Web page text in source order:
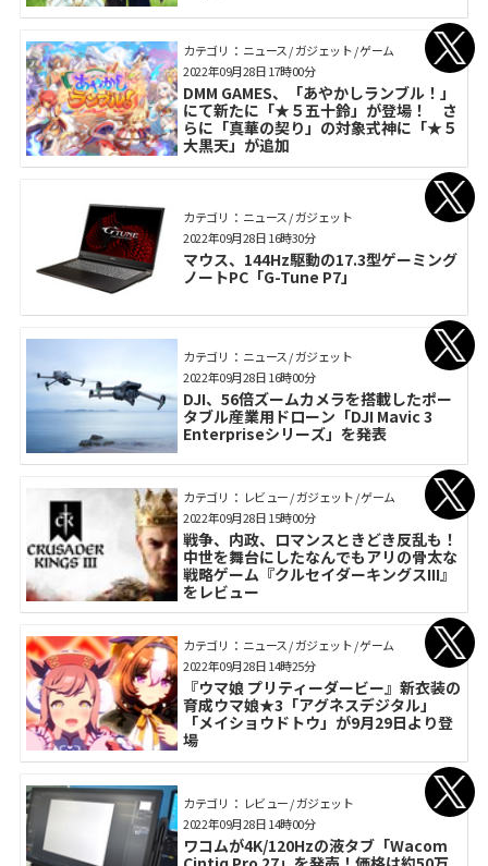
カテゴリ： ニュース / ガジェット / ゲーム
DMM GAMES、「あやかしランブル！」
にて新たに「★５五十鈴」が登場！ さ
らに「真華の契り」の対象式神に「★５
大黒天」が追加
2022年09月28日 17時00分
カテゴリ： ニュース / ガジェット
マウス、144Hz駆動の17.3型ゲーミング
ノートPC「G-Tune P7」
2022年09月28日 16時30分
カテゴリ： ニュース / ガジェット
DJI、56倍ズームカメラを搭載したポー
タブル産業用ドローン「DJI Mavic 3
Enterpriseシリーズ」を発表
2022年09月28日 16時00分
カテゴリ： レビュー / ガジェット / ゲーム
戦争、内政、ロマンスときどき反乱も！
中世を舞台にしたなんでもアリの骨太な
戦略ゲーム『クルセイダーキングスIII』
をレビュー
2022年09月28日 15時00分
カテゴリ： ニュース / ガジェット / ゲーム
『ウマ娘 プリティーダービー』新衣装の
育成ウマ娘★3「アグネスデジタル」
「メイショウドトウ」が9月29日より登
場
2022年09月28日 14時25分
カテゴリ： レビュー / ガジェット
ワコムが4K/120Hzの液タブ「Wacom
2022年09月28日 14時00分